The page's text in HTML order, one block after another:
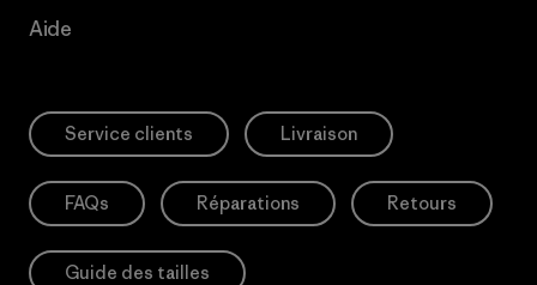
Aide
Service clients Livraison
FAQs Réparations Retours
Guide des tailles